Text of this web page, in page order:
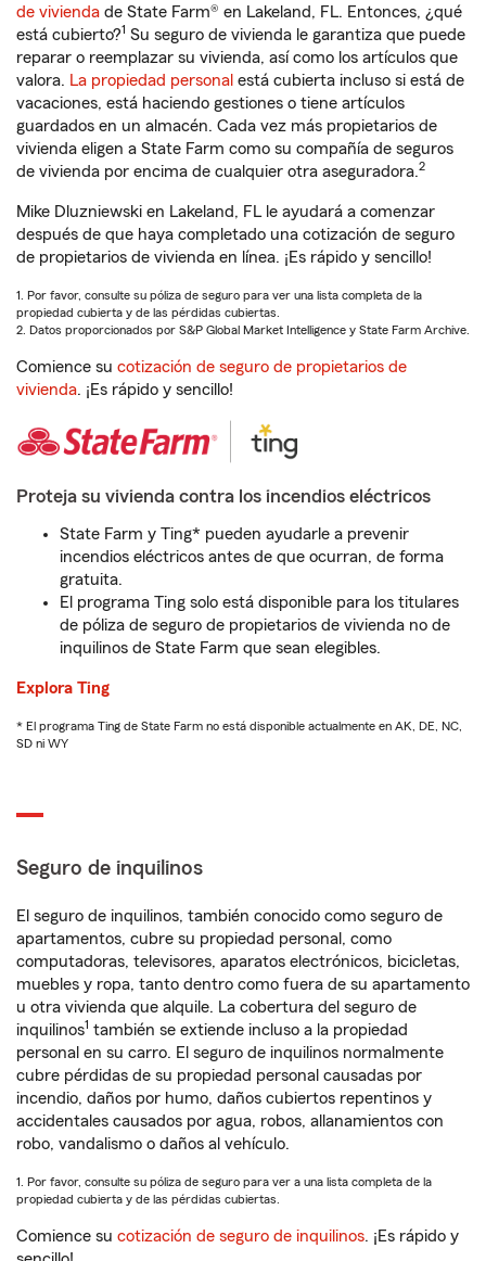
de vivienda de State Farm® en Lakeland, FL. Entonces, ¿qué
está cubierto?1 Su seguro de vivienda le garantiza que puede
reparar o reemplazar su vivienda, así como los artículos que
valora. La propiedad personal está cubierta incluso si está de
vacaciones, está haciendo gestiones o tiene artículos
guardados en un almacén. Cada vez más propietarios de
vivienda eligen a State Farm como su compañía de seguros
de vivienda por encima de cualquier otra aseguradora.2
Mike Dluzniewski en Lakeland, FL le ayudará a comenzar
después de que haya completado una cotización de seguro
de propietarios de vivienda en línea. ¡Es rápido y sencillo!
1. Por favor, consulte su póliza de seguro para ver una lista completa de la
propiedad cubierta y de las pérdidas cubiertas.
2. Datos proporcionados por S&P Global Market Intelligence y State Farm Archive.
Comience su cotización de seguro de propietarios de
vivienda. ¡Es rápido y sencillo!
Proteja su vivienda contra los incendios eléctricos
State Farm y Ting* pueden ayudarle a prevenir
incendios eléctricos antes de que ocurran, de forma
gratuita.
El programa Ting solo está disponible para los titulares
de póliza de seguro de propietarios de vivienda no de
inquilinos de State Farm que sean elegibles.
Explora Ting
* El programa Ting de State Farm no está disponible actualmente en AK, DE, NC,
SD ni WY
Seguro de inquilinos
El seguro de inquilinos, también conocido como seguro de
apartamentos, cubre su propiedad personal, como
computadoras, televisores, aparatos electrónicos, bicicletas,
muebles y ropa, tanto dentro como fuera de su apartamento
u otra vivienda que alquile. La cobertura del seguro de
inquilinos1 también se extiende incluso a la propiedad
personal en su carro. El seguro de inquilinos normalmente
cubre pérdidas de su propiedad personal causadas por
incendio, daños por humo, daños cubiertos repentinos y
accidentales causados por agua, robos, allanamientos con
robo, vandalismo o daños al vehículo.
1. Por favor, consulte su póliza de seguro para ver a una lista completa de la
propiedad cubierta y de las pérdidas cubiertas.
Comience su cotización de seguro de inquilinos. ¡Es rápido y